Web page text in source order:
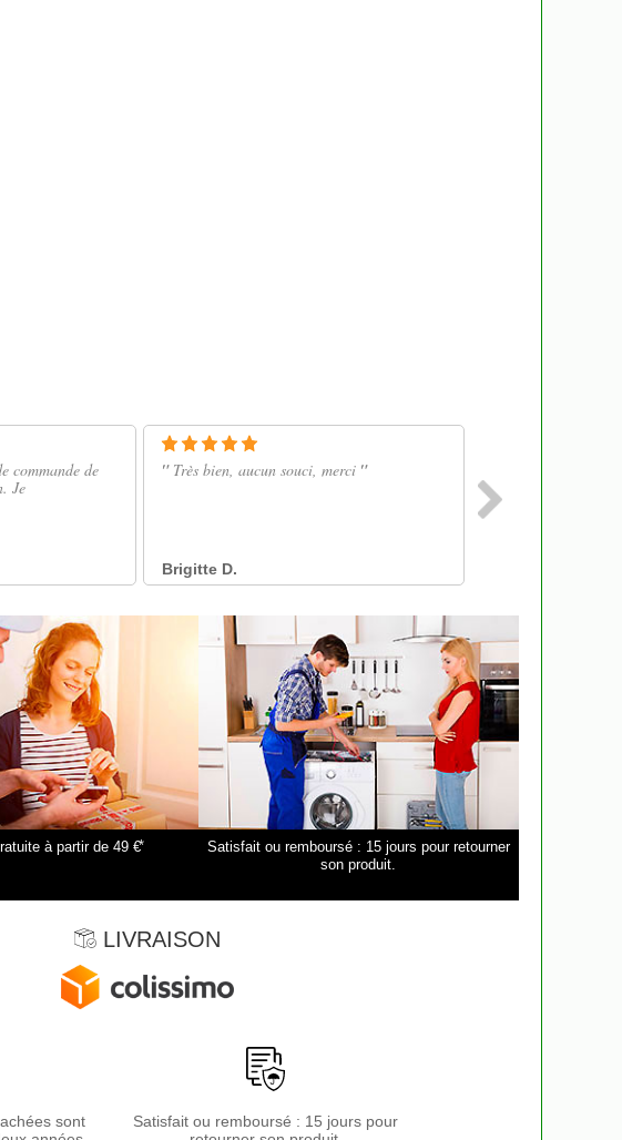
à partir de 49 €*
Satisfait ou remboursé : 15 jours pour retourner
son produit.
LIVRAISON
sont
Satisfait ou remboursé : 15 jours pour